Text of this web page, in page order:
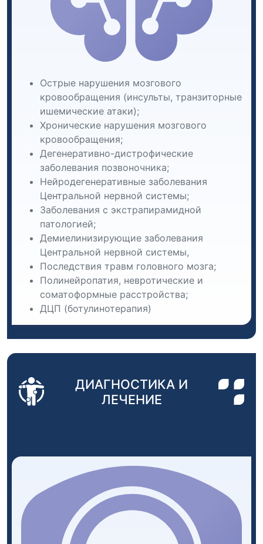
Острые нарушения мозгового
кровообращения (инсульты, транзиторные
ишемические атаки);
Хронические нарушения мозгового
кровообращения;
Дегенеративно-дистрофические
заболевания позвоночника;
Нейродегенеративные заболевания
Центральной нервной системы;
Заболевания с экстрапирамидной
патологией;
Демиелинизирующие заболевания
Центральной нервной системы,
Последствия травм головного мозга;
Полинейропатия, невротические и
соматоформные расстройства;
ДЦП (ботулинотерапия)
ДИАГНОСТИКА И
ЛЕЧЕНИЕ